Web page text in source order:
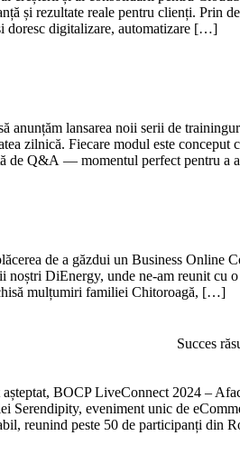
și rezultate reale pentru clienți. Prin
doresc digitalizare, automatizare […]
anunțăm lansarea noii serii de
zilnică. Fiecare modul este conceput
de Q&A — momentul perfect pentru a
de a găzdui un Business Online
noștri DiEnergy, unde ne-am reunit cu
mulțumiri familiei Chitoroagă, […]
Succes
BOCP LiveConnect 2024 –
Serendipity, eveniment unic de
reunind peste 50 de participanți din